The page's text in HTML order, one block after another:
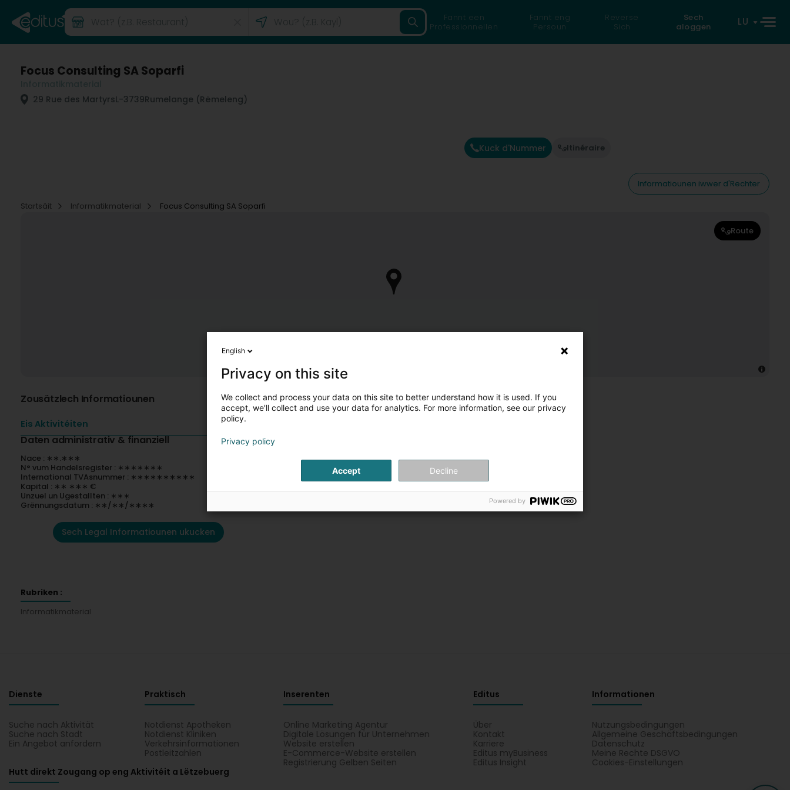
Fannt een
Professionnellen
Fannt eng
Persoun
Reverse
Sich
Sech
aloggen
LU
Focus Consulting SA Soparfi
29 Rue des MartyrsL-3739Rumelange (Rëmeleng)
Kuck d'Nummer Itinéraire
Informatiounen iwwer d'Rechter
Startsäit
Informatikmaterial Focus Consulting SA Soparfi
Route
Zousätzlech Informatiounen
Eis Aktivitéiten
Daten administrativ & finanziell
Nace : ∗∗.∗∗∗
N° vum Handelsregister : ∗∗∗∗∗∗∗
International TVAsnummer : ∗∗∗∗∗∗∗∗∗∗
Kapital : ∗∗ ∗∗∗ €
Unzuel un Ugestallten : ∗∗∗
Grënnungsdatum : ∗∗/∗∗/∗∗∗∗
Sech Legal Informatiounen ukucken
Rubriken :
Informatikmaterial
Dienste
Suche nach Aktivität
Suche nach Stadt
Ein Angebot anfordern
Praktisch
Notdienst Apotheken
Notdienst Kliniken
Verkehrsinformationen
Postleitzahlen
Inserenten
Online Marketing Agentur
Digitale Lösungen für Unternehmen
Website erstellen
E-Commerce-Website erstellen
Registrierung Gelben Seiten
Editus
Über
Kontakt
Karriere
Editus myBusiness
Editus Insight
Informationen
Nutzungsbedingungen
Allgemeine Geschäftsbedingungen
Datenschutz
Meine Rechte DSGVO
Cookies-Einstellungen
Hutt direkt Zougang op eng Aktivitéit a Lëtzebuerg
English
Privacy on this site
We collect and process your data on this site to better understand how it is used. If you
accept, we'll collect and use your data for analytics. For more information, see our privacy
policy.
Privacy policy
Accept Decline
Powered by